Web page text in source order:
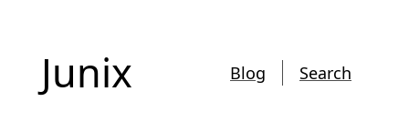
Junix Blog Search